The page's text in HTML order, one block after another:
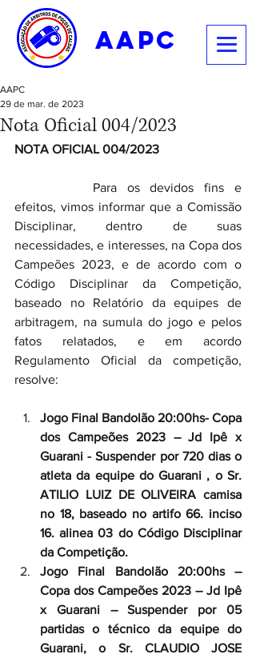
aapc
Nota Oficial 004/2023
AAPC
29 de mar. de 2023
NOTA OFICIAL 004/2023
efeitos, vimos informar que a Comissão
Disciplinar, dentro de suas
necessidades, e interesses, na Copa dos
Campeões 2023, e de acordo com o
Código Disciplinar da Competição,
baseado no Relatório da equipes de
arbitragem, na sumula do jogo e pelos
fatos relatados, e em acordo
Regulamento Oficial da competição,
resolve:
Jogo Final Bandolão 20:00hs- Copa
dos Campeões 2023 – Jd Ipê x
Guarani - Suspender por 720 dias o
atleta da equipe do Guarani , o Sr.
ATILIO LUIZ DE OLIVEIRA camisa
no 18, baseado no artifo 66. inciso
16. alinea 03 do Código Disciplinar
da Competição.
Jogo Final Bandolão 20:00hs –
Copa dos Campeões 2023 – Jd Ipê
x Guarani – Suspender por 05
partidas o técnico da equipe do
Guarani, o Sr. CLAUDIO JOSE